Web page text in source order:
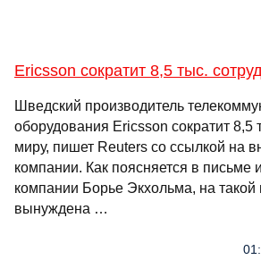
Ericsson сократит 8,5 тыс.
Шведский производитель
оборудования Ericsson сократит 8,5
миру, пишет Reuters со ссылкой на
компании. Как поясняется в письме
компании Борье Экхольма, на такой
вынуждена …